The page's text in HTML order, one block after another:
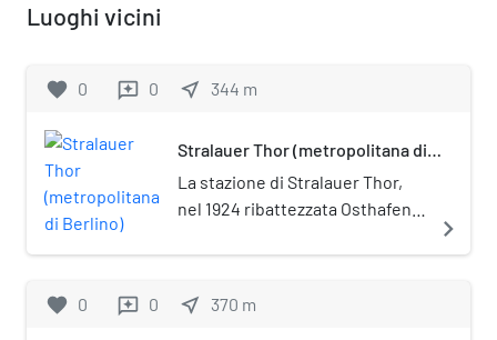
Luoghi vicini
favorite 0 reviews 0 near_me 344 m
Stralauer Thor (metropolitana di
La stazione di Stralauer Thor,
nel 1924 ribattezzata Osthafen
della metropolitana di Berlino.
seguito ai bombardamenti della
navigate_next
favorite 0 reviews 0 near_me 370 m